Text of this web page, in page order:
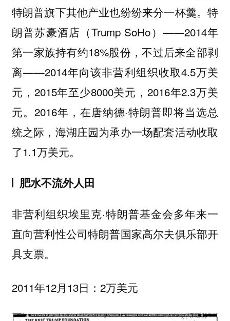
特朗普旗下其他产业也纷纷来分一杯羹。特
朗普苏豪酒店（Trump SoHo）——2014年
第一家族持有约18%股份，不过后来全部剥
离——2014年向该非营利组织收取4.5万美
元，2015年至少8000美元，2016年2.3万美
元。2016年，在唐纳德·特朗普即将当选总
统之际，海湖庄园为承办一场配套活动收取
了1.1万美元。
肥水不流外人田
非营利组织埃里克·特朗普基金会多年来一
直向营利性公司特朗普国家高尔夫俱乐部开
具支票。
2011年12月13日：2万美元